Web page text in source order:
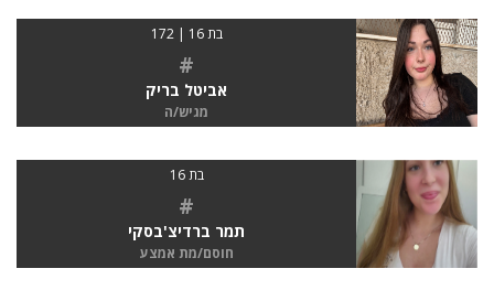
בת 16 | 172
#
אביטל בריק
מגיש/ה
בת 16
#
תמר ברדיצ'בסקי
חוסם/מת אמצע